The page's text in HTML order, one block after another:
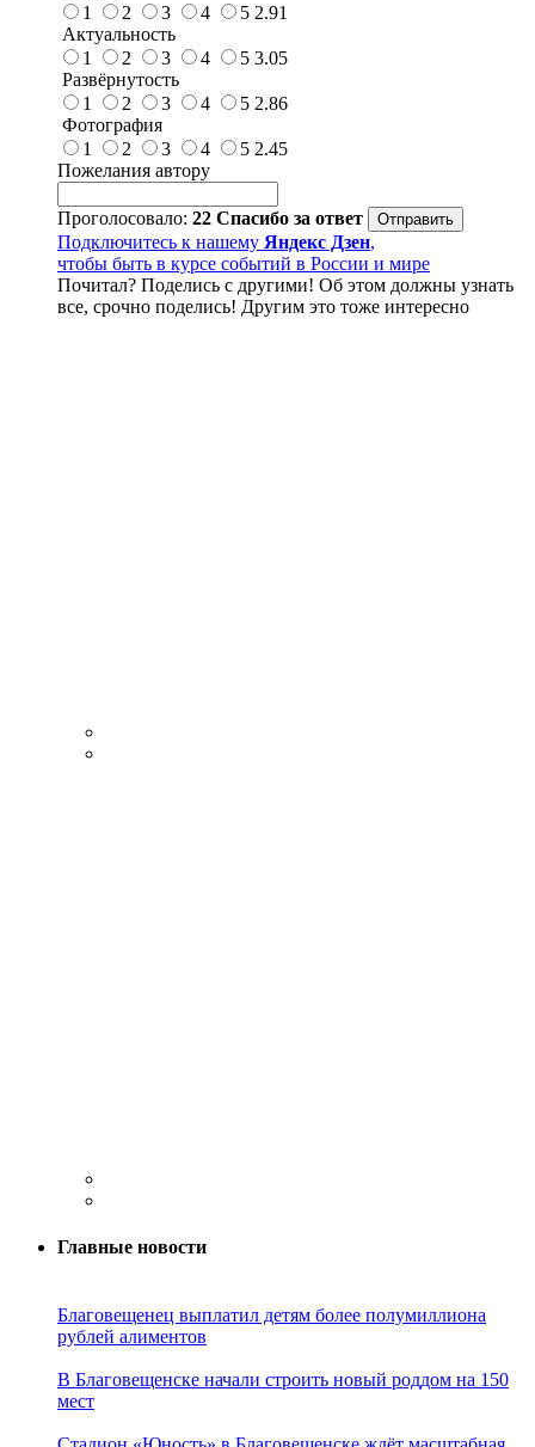
1
2 3 4 5 2.91
Актуальность
1
2 3 4 5 3.05
Развёрнутость
1
2 3 4 5 2.86
Фотография
1
2 3 4 5 2.45
Пожелания автору
Проголосовало: 22 Спасибо за ответ
Подключитесь к нашему Яндекс Дзен,
чтобы быть в курсе событий в России и мире
Почитал? Поделись с другими! Об этом должны узнать
все, срочно поделись! Другим это тоже интересно
Главные новости
Благовещенец выплатил детям более полумиллиона
рублей алиментов
В Благовещенске начали строить новый роддом на 150
мест